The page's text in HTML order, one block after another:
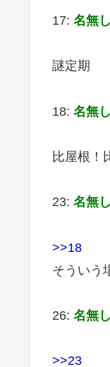
17: 名無し
謎定期
18: 名無し
比屋根！
23: 名無し
>>18
そういう
26: 名無し
>>23